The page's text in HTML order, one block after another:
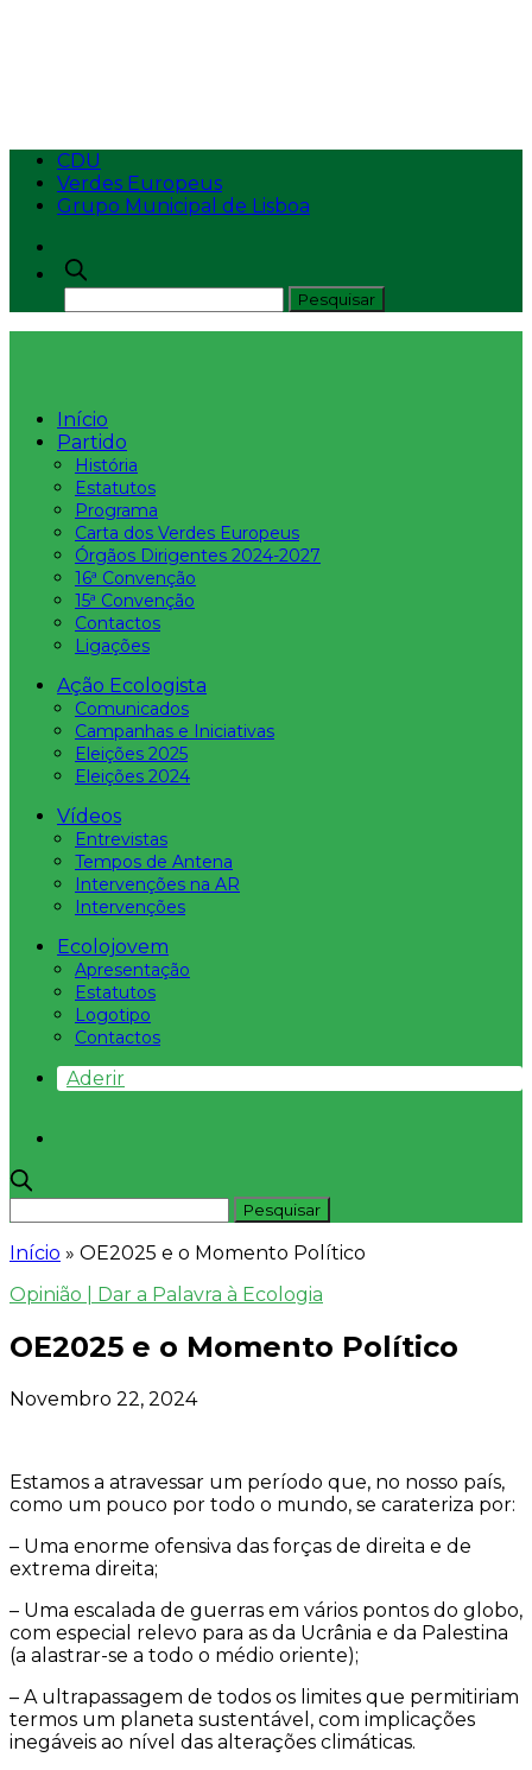
CDU
Verdes Europeus
Grupo Municipal de Lisboa
Início
Partido
História
Estatutos
Programa
Carta dos Verdes Europeus
Órgãos Dirigentes 2024-2027
16ª Convenção
15ª Convenção
Contactos
Ligações
Ação Ecologista
Comunicados
Campanhas e Iniciativas
Eleições 2025
Eleições 2024
Vídeos
Entrevistas
Tempos de Antena
Intervenções na AR
Intervenções
Ecolojovem
Apresentação
Estatutos
Logotipo
Contactos
Aderir
Início » OE2025 e o Momento Político
Opinião | Dar a Palavra à Ecologia
OE2025 e o Momento Político
Novembro 22, 2024
Estamos a atravessar um período que, no nosso país,
como um pouco por todo o mundo, se carateriza por:
– Uma enorme ofensiva das forças de direita e de
extrema direita;
– Uma escalada de guerras em vários pontos do globo,
com especial relevo para as da Ucrânia e da Palestina
(a alastrar-se a todo o médio oriente);
– A ultrapassagem de todos os limites que permitiriam
termos um planeta sustentável, com implicações
inegáveis ao nível das alterações climáticas.